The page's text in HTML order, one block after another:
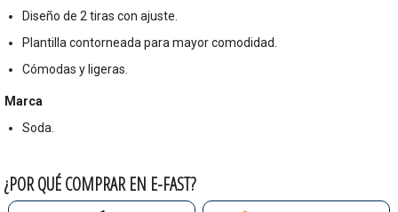
Diseño de 2 tiras con ajuste.
Plantilla contorneada para mayor comodidad.
Cómodas y ligeras.
Marca
Soda.
¿POR QUÉ COMPRAR EN E-FAST?